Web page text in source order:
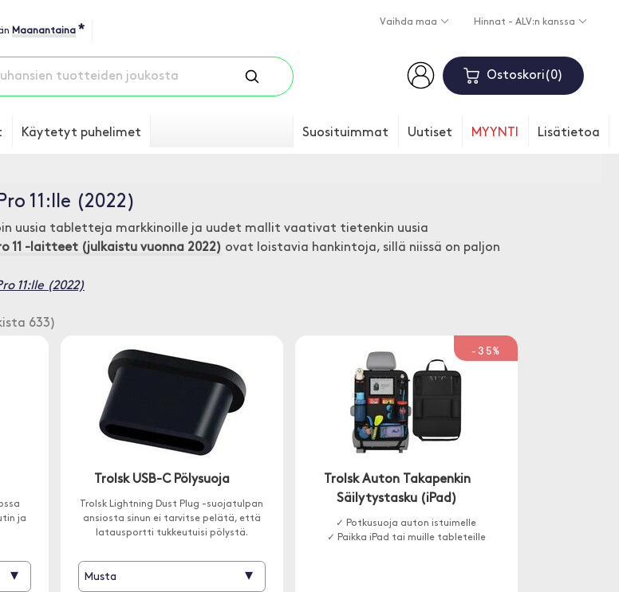
Maanantaina *
Vaihda maa Hinnat - ALV:n kanssa
Ostoskori 0
Käytetyt puhelimet Suosituimmat Uutiset MYYNTI Lisätietoa
11:lle (2022)
uusia tabletteja markkinoille ja uudet mallit vaativat tietenkin uusia
11 -laitteet (julkaistu vuonna 2022) ovat loistavia hankintoja, sillä niissä on paljon
11:lle (2022)
633)
ja
▾
Trolsk USB-C Pölysuoja
Trolsk Lightning Dust Plug -suojatulpan
ansiosta sinun ei tarvitse pelätä, että
latausportti tukkeutuisi pölystä.
Musta ▾
-35%
Trolsk Auton Takapenkin
Säilytystasku (iPad)
✓ Potkusuoja auton istuimelle
✓ Paikka iPad tai muille tableteille